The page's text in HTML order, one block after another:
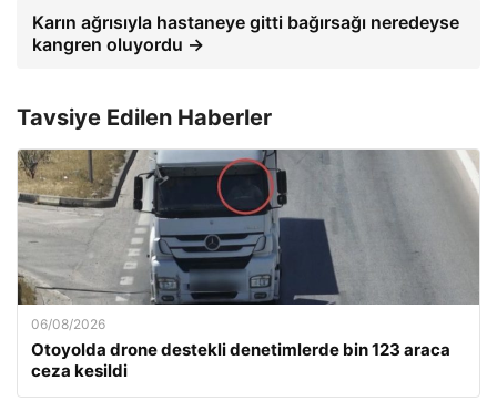
Karın ağrısıyla hastaneye gitti bağırsağı neredeyse
kangren oluyordu →
Tavsiye Edilen Haberler
06/08/2026
Otoyolda drone destekli denetimlerde bin 123 araca
ceza kesildi